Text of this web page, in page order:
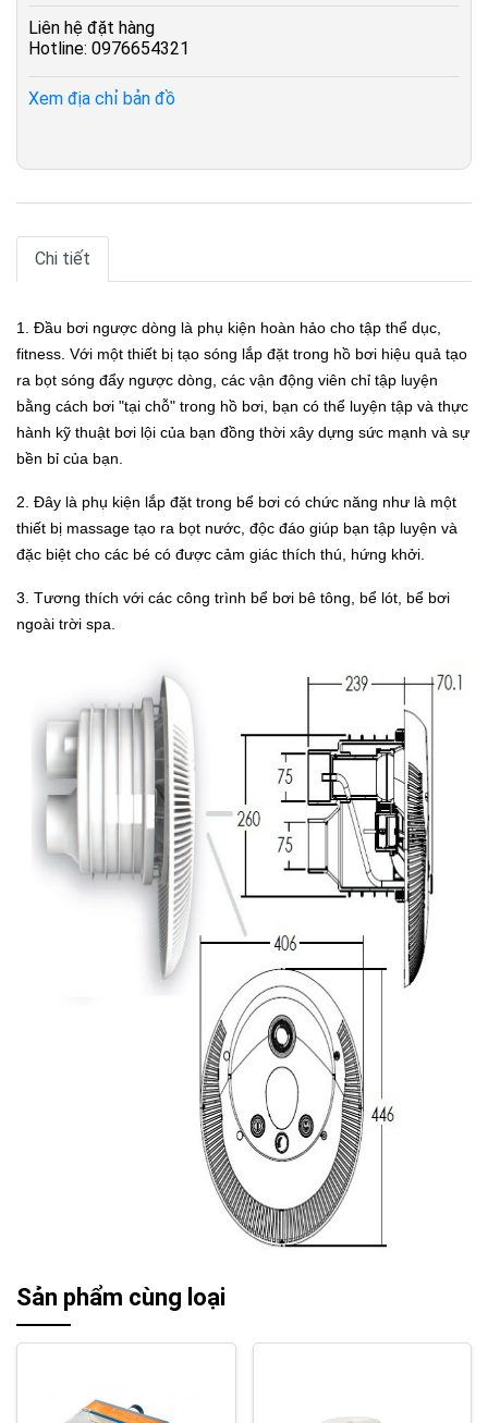
Liên hệ đặt hàng
Hotline: 0976654321
Xem địa chỉ bản đồ
Chi tiết
1. Đầu bơi ngược dòng là phụ kiện hoàn hảo cho tập thể dục,
fitness. Với một thiết bị tạo sóng lắp đặt trong hồ bơi hiệu quả tạo
ra bọt sóng đẩy ngược dòng, các vận động viên chỉ tập luyện
bằng cách bơi "tại chỗ" trong hồ bơi, bạn có thể luyện tập và thực
hành kỹ thuật bơi lội của bạn đồng thời xây dựng sức mạnh và sự
bền bỉ của bạn.
2. Đây là phụ kiện lắp đặt trong bể bơi có chức năng như là một
thiết bị massage tạo ra bọt nước, độc đáo giúp bạn tập luyện và
đặc biệt cho các bé có được cảm giác thích thú, hứng khởi.
3. Tương thích với các công trình bể bơi bê tông, bể lót, bể bơi
ngoài trời spa.
Sản phẩm cùng loại